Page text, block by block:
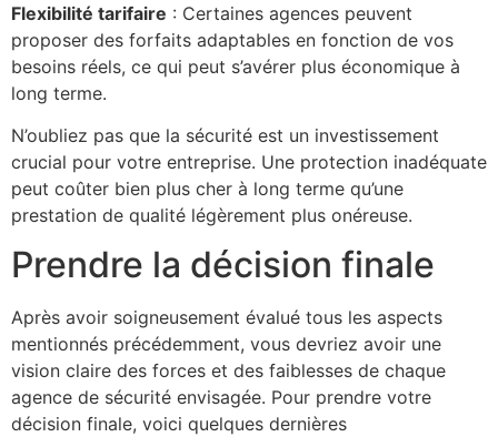
Flexibilité tarifaire : Certaines agences peuvent
proposer des forfaits adaptables en fonction de vos
besoins réels, ce qui peut s’avérer plus économique à
long terme.
N’oubliez pas que la sécurité est un investissement
crucial pour votre entreprise. Une protection inadéquate
peut coûter bien plus cher à long terme qu’une
prestation de qualité légèrement plus onéreuse.
Prendre la décision finale
Après avoir soigneusement évalué tous les aspects
mentionnés précédemment, vous devriez avoir une
vision claire des forces et des faiblesses de chaque
agence de sécurité envisagée. Pour prendre votre
décision finale, voici quelques dernières